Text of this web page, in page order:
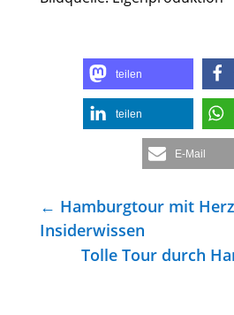
teilen
teilen
E-Mail
← Hamburgtour mit
Insiderwissen
Tolle Tour durch